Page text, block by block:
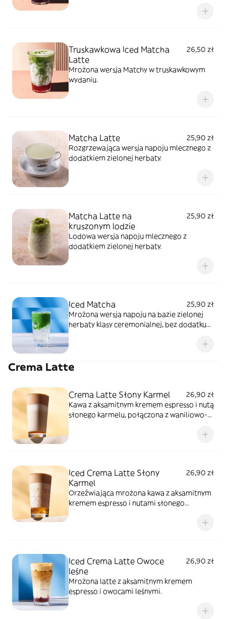
Truskawkowa Iced Matcha
Latte
26,50 zł
Mrożona wersja Matchy w truskawkowym
wydaniu.
Matcha Latte
25,90 zł
Rozgrzewająca wersja napoju mlecznego z
dodatkiem zielonej herbaty.
Matcha Latte na
kruszonym lodzie
25,90 zł
Lodowa wersja napoju mlecznego z
dodatkiem zielonej herbaty.
Iced Matcha
25,90 zł
Mrożona wersja napoju na bazie zielonej
herbaty klasy ceremonialnej, bez dodatku
Crema Latte
Crema Latte Słony Karmel
26,90 zł
Kawa z aksamitnym kremem espresso i nutą
słonego karmelu, połączona z waniliowo-
Iced Crema Latte Słony
Karmel
26,90 zł
Orzeźwiająca mrożona kawa z aksamitnym
kremem espresso i nutami słonego
napojem proteinowym. Idealna wiosenna
Iced Crema Latte Owoce
leśne
26,90 zł
Mrożona latte z aksamitnym kremem
espresso i owocami leśnymi.